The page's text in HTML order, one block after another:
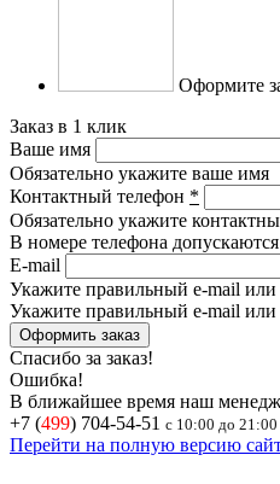
Оформите
Заказ в 1 клик
Ваше имя
Обязательно укажите ваше имя
Контактный телефон *
Обязательно укажите
В номере телефона
E-mail
Укажите правильный e-mail или
Укажите правильный e-mail или
Спасибо за заказ!
Ошибка!
В ближайшее время наш
+7 (499) 704-54-51 с 10:00 до 21:00
Перейти на полную версию